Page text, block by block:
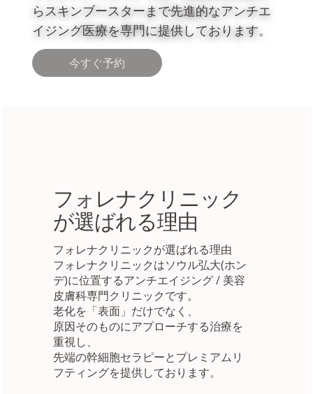
らスキンブースターまで先進的なアンチエ
イジング医療を専門に提供しております。
今すぐ予約
フォレナクリニック
が選ばれる理由
フォレナクリニックが選ばれる理由
フォレナクリニックはソウル弘大(ホン
デ)に位置するアンチエイジング / 美容
皮膚科専門クリニックです。
老化を「表面」だけでなく、
原因そのものにアプローチする治療を
重視し、
先端の幹細胞セラピーとプレミアムリ
フティングを提供しております。